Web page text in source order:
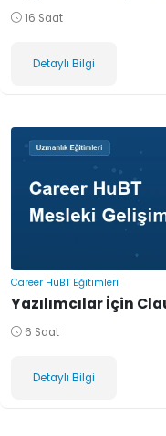
16 Saat
Detaylı Bilgi
Career HuBT Eğitimleri
Yazılımcılar İçin
6 Saat
Detaylı Bilgi